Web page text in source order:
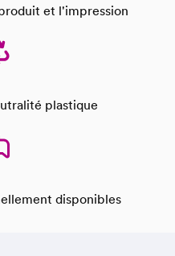
et l'impression
plastique
disponibles